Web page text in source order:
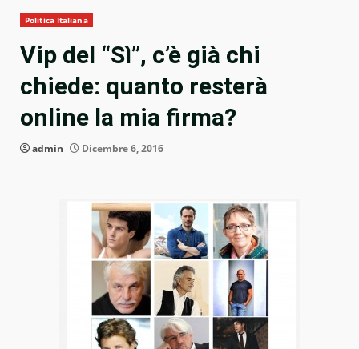
Politica Italiana
Vip del “Sì”, c’è già chi
chiede: quanto resterà
online la mia firma?
admin Dicembre 6, 2016